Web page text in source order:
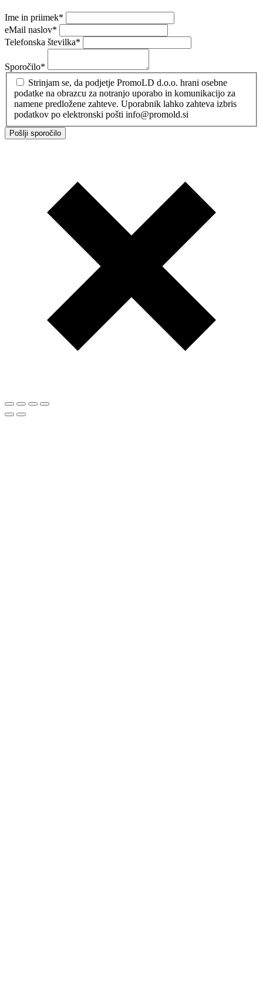
Ime in priimek*
eMail naslov*
Telefonska številka*
Sporočilo*
Strinjam se, da podjetje PromoLD d.o.o. hrani osebne
podatke na obrazcu za notranjo uporabo in komunikacijo za
namene predložene zahteve. Uporabnik lahko zahteva izbris
podatkov po elektronski pošti info@promold.si
Pošlji sporočilo